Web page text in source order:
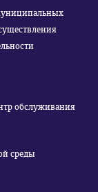
обслуживания
среды